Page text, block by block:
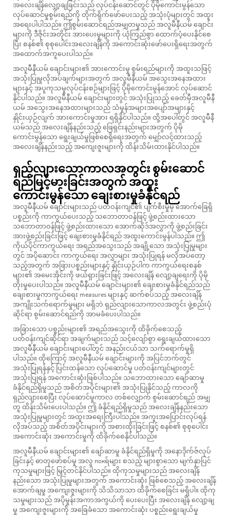
အလေးချိန်လျှော့ချခြင်းသည် လုပ်ငန်းဆောင်တွင် ပိုမိုကောင်းမွန်သော
လုပ်ဆောင်မှုစွမ်းရည်ကို တိုက်ရိုက်ဖော်ပေးသည့် အသုံးပုံများတွင် အထူး
အရေးပါပါသည်။ ဤစွမ်းဆောင်ရည်အမျှတမှုသည် အလူမီနီယမ် ချောင်း
များကို ဒီဇိုင်းအတိုင်း အားပေးမှုများကို ယုံကြည်စွာ ထောက်ပံ့ပေးနိုင်စေ
ပြီး စနစ်၏ စုစုပေါင်းအလေးချိန်ကို အကောင်းဆုံးဖော်ပေးရှိရေးအတွက်
အထောက်အကူပေးပါသည်။
အလူမီနီယမ် ချောင်းများ၏ အားကောင်းမှု စွမ်းရည်များကို အထူးသဖြင့်
အသုံးပြုမှုလိုအပ်ချက်များအတွက် အလူမီနီယမ် အသွေးအနေအထား
များနှင့် အပူကုသမှုလုပ်ငန်းစဉ်များဖြင့် ပိုမိုကောင်းမွန်အောင် လုပ်ဆောင်
နိုင်ပါသည်။ အလူမီနီယမ် ချောင်းများတွင် အသုံးပြုသည့် ခေတ်မှီအလူမီနီ
ယမ် အသွေးအနေအထားများသည် သံမှုန်အများအပျော်အများနှင့်
နှိုင်းယှဉ်လျက် အားကောင်းမှုအား ရရှိနိုင်ပါသည်။ ထို့အပေါ်တွင် အလူမီနီ
ယမ်သည် အလေးချိန်နည်းသည့် ဖြေရှင်းနည်းများအတွက် ပိုမို
ကောင်းမွန်သော ရွေးချယ်မှုဖြစ်စေရှိရေးအတွက် မျှော်လင့်ထားသည့်
အလေးချိန်နည်းသည့် အကျေးဇူးများကို ထိန်းသိမ်းထားနိုင်ပါသည်။
ရှည်လျားသောကာလအတွင်း စွမ်းဆောင်
ရည်မြင့်မားခြင်းအတွက် အထူး
ကောင်းမွန်သော ချေးစားမှုခံနိုင်ရည်
အလူမီနီယမ် ချောင်းများသည် ပတ်ဝန်းကျင်၏ ပျက်စီးမှုမှ အောက်ခြေရှိ
ပစ္စည်းကို ကာကွယ်ပေးသည့် သဘောတာဝန်ဖြင့် ဖွဲ့စည်းထားသော
သဘောတာဝန်ဖြင့် ဖွဲ့စည်းထားသော အောက်ဆိုဒ်အလွှာကို ဖွဲ့စည်းခြင်း
အားဖွဲ့စည်းခြင်းဖြင့် ချေးစားမှုခံနိုင်ရည် အထူးကောင်းမွန်ပါသည်။ ဤ
ကိုယ်ပိုင်ကာကွယ်ရေး အရည်အသွေးသည် အချို့သော အသုံးပြုမှုများ
တွင် အပိုဆောင်း ကာကွယ်ရေး အလွှာများ အသုံးပြုရန် မလိုအပ်တော့
သည့်အတွက် အခြားပစ္စည်းများနှင့် နှိုင်းယှဉ်ပါက ကာကွယ်ရေးစနစ်
များ၏ အမေးအိုင်းကို ဖယ်ရှားခြင်းဖြင့် အလေးချိန် လျော့ချရေးကို ပိုမို
တိုးမှုပေးပါသည်။ အလူမီနီယမ် ချောင်းများ၏ ချေးစားမှုခံနိုင်ရည်သည်
ချေးစားမှုကာကွယ်ရေး measures များနှင့် ဆက်စပ်သည့် အလေးချိန်
အကျိုးသက်ရောက်မှုများ မရှိဘဲ ရှည်လျားသောကာလအတွင်း ဖွဲ့စည်းပုံ
ဆိုင်ရာ စွမ်းဆောင်ရည်ကို အာမခံပေးပါသည်။
အခြားသော ပစ္စည်းများ၏ အရည်အသွေးကို ထိခိုက်စေသည့်
ပတ်ဝန်းကျင်ဆိုင်ရာ အချက်များသည် သင့်လျော်စွာ ရွေးချယ်ထားသော
အလူမီနီယမ် ချောင်းများပေါ်တွင် အနည်းငယ်သာ သက်ရောက်မှုရှိ
ပါသည်။ ထိုကြောင့် အလူမီနီယမ် ချောင်းများကို အပြင်ဘက်တွင်
အသုံးပြုရန်နှင့် ပြင်းထန်သော လုပ်ဆောင်မှု ပတ်ဝန်းကျင်များတွင်
အသုံးပြုရန် အကောင်းဆုံးဖြစ်ပါသည်။ သဘောထားသော ချော်ဆာမှု
ခံနိုင်ရည်ရှိမှုသည် အစိတ်အပိုင်းများ၏ အသုံးပြုနိုင်သည့် ကာလကို
ရှည်လျားစေပြီး လုပ်ဆောင်မှုကာလ တစ်လျှောက် စွမ်းဆောင်ရည် အမျှ
တူ ထိန်းသိမ်းပေးပါသည်။ ဤ ခံနိုင်ရည်ရှိမှုသည် အလေးချိန်နည်းသော
အသုံးပြုမှုများတွင် အထူးအရေးကြီးပါသည်။ အကူးအပြောင်းလုပ်ရန်
လိုအပ်သည့် အစိတ်အပိုင်းများကို အစားထိုးခြင်းဖြင့် စနစ်၏ စုစုပေါင်း
အကောင်းဆုံး အကောင်းမှုကို ထိခိုက်စေနိုင်ပါသည်။
အလူမီနီယမ် ချောင်းများ၏ ချော်ဆာမှု ခံနိုင်ရည်ရှိမှုကို အနောဒိုက်ဇ်လုပ်
ခြင်းနှင့် ဓာတုဖော်စပ်မှု အလွ покရ်များ စသည့် များစွာသော မျက်နှာပြင်
ကုသမှုများဖြင့် မြှင့်တင်နိုင်ပါသည်။ ထိုကုသမှုများသည် အလေးချိန်
နည်းသော အသုံးပြုမှုများအတွက် အကောင်းဆုံး ဖြစ်စေသည့် အလေးချိန်
အောက်ချမှု အကျေးဇူးများကို သိသိသာသာ ထိခိုက်စေခြင်း မရှိပါ။ ထိုကု
သမှုများသည် အပိုမှုန်းအကာအကွယ်ကို ပေးပေးပြီး အလေးချိန် လျော့ချ
မှု အကျေးဇူးများကို အခြေခံသော အကောင်းဆုံး ပစ္စည်းရွေးချယ်မှု